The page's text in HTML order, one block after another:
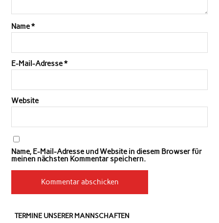
Name*
E-Mail-Adresse*
Website
Name, E-Mail-Adresse und Website in diesem Browser für
meinen nächsten Kommentar speichern.
TERMINE UNSERER MANNSCHAFTEN